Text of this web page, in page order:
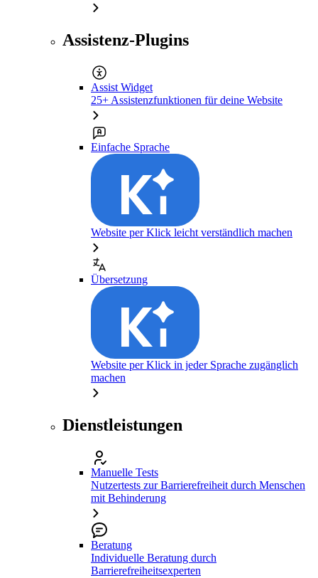
Assistenz-Plugins
Assist Widget
25+ Assistenzfunktionen für deine Website
Einfache Sprache
Website per Klick leicht verständlich machen
Übersetzung
Website per Klick in jeder Sprache zugänglich
machen
Dienstleistungen
Manuelle Tests
Nutzertests zur Barrierefreiheit durch Menschen
mit Behinderung
Beratung
Individuelle Beratung durch
Barrierefreiheitsexperten